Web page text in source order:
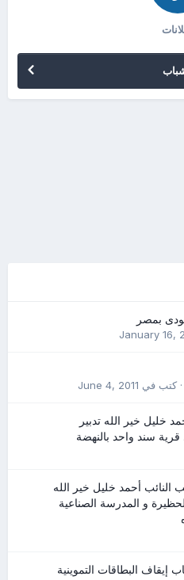
بمصر
January 16,
كتب في June 4, 2011
خليل خير الله تدبير
سند واحد بالنهضة
أحمد خليل خير الله
و المدرسة الصناعية
البطاقات التموينية